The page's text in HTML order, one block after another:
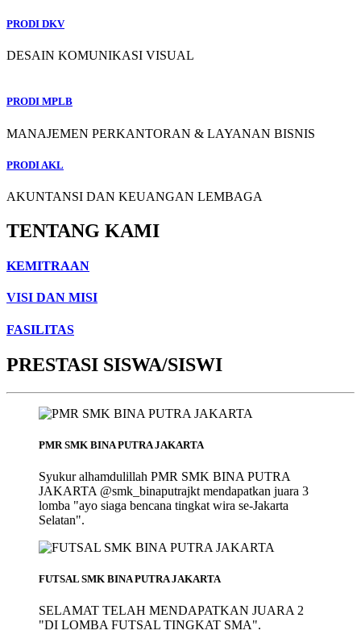
PRODI DKV
DESAIN KOMUNIKASI VISUAL
PRODI MPLB
MANAJEMEN PERKANTORAN & LAYANAN BISNIS
PRODI AKL
AKUNTANSI DAN KEUANGAN LEMBAGA
TENTANG KAMI
KEMITRAAN
VISI DAN MISI
FASILITAS
PRESTASI SISWA/SISWI
PMR SMK BINA PUTRA JAKARTA
Syukur alhamdulillah PMR SMK BINA PUTRA
JAKARTA @smk_binaputrajkt mendapatkan juara 3
lomba "ayo siaga bencana tingkat wira se-Jakarta
Selatan".
FUTSAL SMK BINA PUTRA JAKARTA
SELAMAT TELAH MENDAPATKAN JUARA 2
"DI LOMBA FUTSAL TINGKAT SMA".